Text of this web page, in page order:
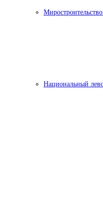
Национальный